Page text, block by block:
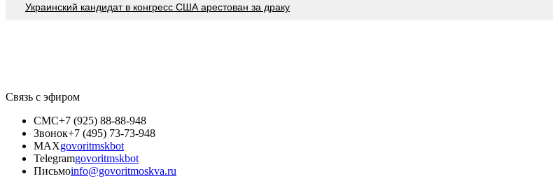
Украинский кандидат в конгресс США арестован за драку
Связь с эфиром
СМС+7 (925) 88-88-948
Звонок+7 (495) 73-73-948
MAXgovoritmskbot
Telegramgovoritmskbot
Письмоinfo@govoritmoskva.ru